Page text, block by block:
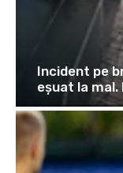
Incident pe
eșuat la